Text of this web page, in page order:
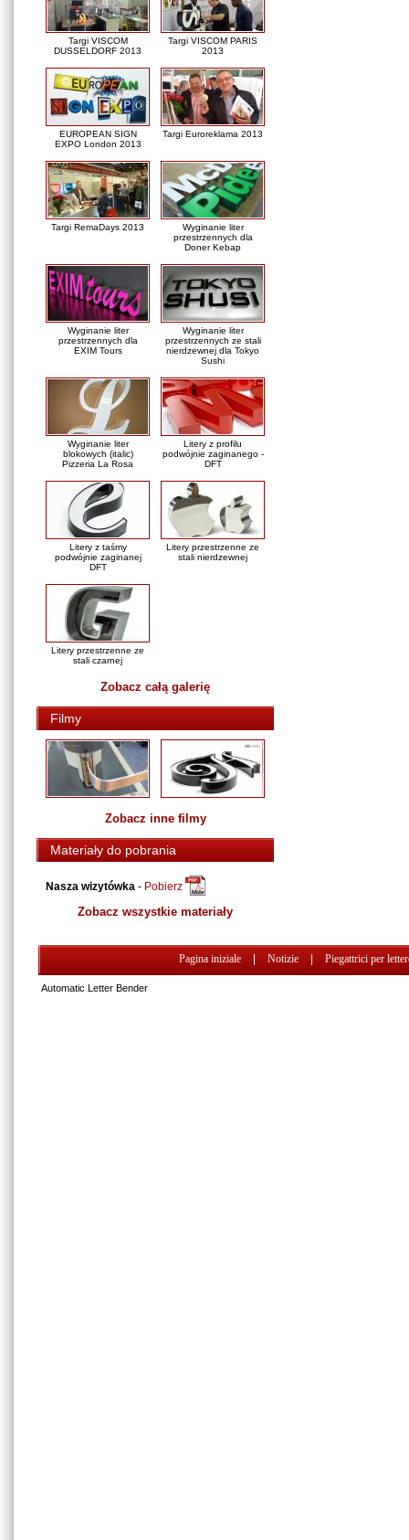
Targi VISCOM
DUSSELDORF 2013
Targi VISCOM PARIS
2013
EUROPEAN SIGN
EXPO London 2013
Targi Euroreklama 2013
Targi RemaDays 2013
Wyginanie liter
przestrzennych dla
Doner Kebap
Wyginanie liter
przestrzennych dla
EXIM Tours
Wyginanie liter
przestrzennych ze stali
nierdzewnej dla Tokyo
Sushi
Wyginanie liter
blokowych (italic)
Pizzeria La Rosa
Litery z profilu
podwójnie zaginanego -
DFT
Litery z taśmy
podwójnie zaginanej
DFT
Litery przestrzenne ze
stali nierdzewnej
Litery przestrzenne ze
stali czarnej
Zobacz całą galerię
Filmy
Zobacz inne filmy
Materiały do pobrania
Nasza wizytówka - Pobierz
Zobacz wszystkie materiały
Pagina iniziale Notizie Piegattrici per
Automatic Letter Bender